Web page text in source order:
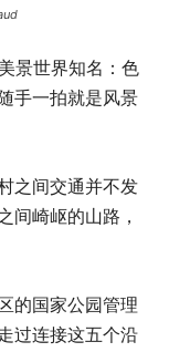
景世界知名：色
手一拍就是风景
之间交通并不发
间崎岖的山路，
的国家公园管理
过连接这五个沿